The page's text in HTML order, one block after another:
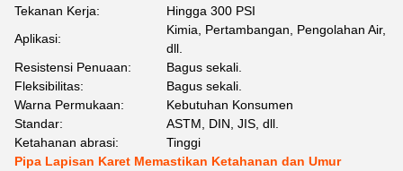
Tekanan Kerja:
Hingga 300 PSI
Aplikasi:
Kimia, Pertambangan, Pengolahan Air,
dll.
Resistensi Penuaan:
Bagus sekali.
Fleksibilitas:
Bagus sekali.
Warna Permukaan:
Kebutuhan Konsumen
Standar:
ASTM, DIN, JIS, dll.
Ketahanan abrasi:
Tinggi
Pipa Lapisan Karet Memastikan Ketahanan dan Umur